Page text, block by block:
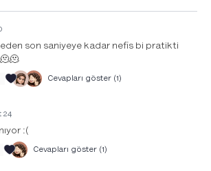
son saniyeye kadar nefis bi pratikti
Cevapları göster (1)
24
:(
Cevapları göster (1)